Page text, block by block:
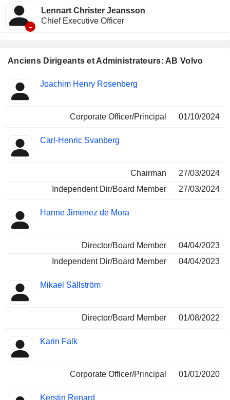
Anciens Dirigeants et Administrateurs: AB Volvo
Insider
Fonctions
Joachim Henry Rosenberg
Corporate Officer/Principal 01/10/2024
Carl-Henric Svanberg
Chairman
27/03/2024
Independent Dir/Board Member
27/03/2024
Hanne Jimenez de Mora
Director/Board Member
04/04/2023
Independent Dir/Board Member
04/04/2023
Mikael Sällström
Director/Board Member 01/08/2022
Karin Falk
Corporate Officer/Principal 01/01/2020
Kerstin Renard
-
Lennart Christer Jeansson
Chief Executive Officer